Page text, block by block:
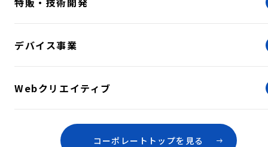
デバイス事業
Webクリエイティブ
コーポレートトップを見る